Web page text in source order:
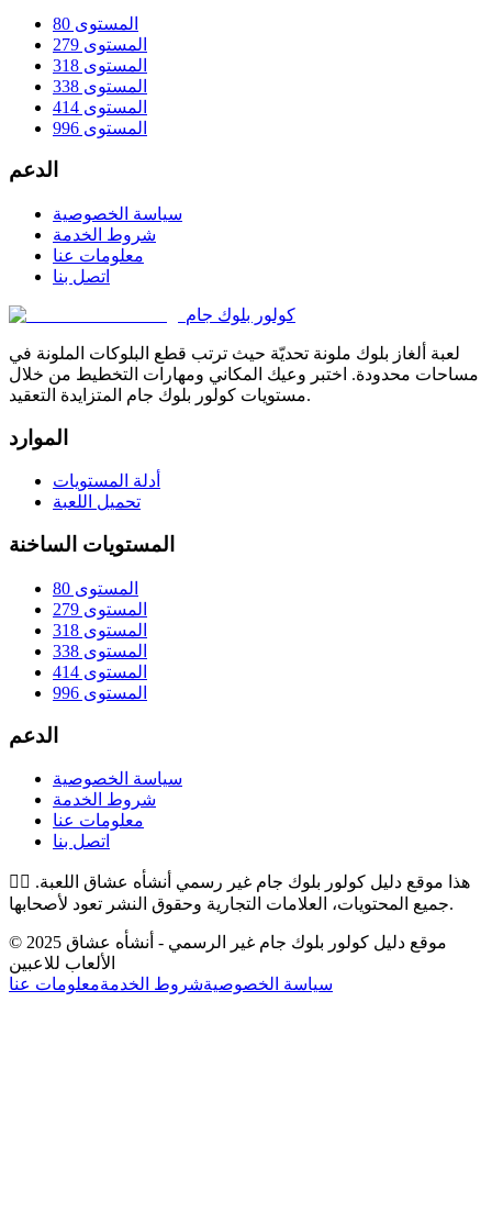
المستوى 80
المستوى 279
المستوى 318
المستوى 338
المستوى 414
المستوى 996
الدعم
سياسة الخصوصية
شروط الخدمة
معلومات عنا
اتصل بنا
كولور بلوك جام
لعبة ألغاز بلوك ملونة تحديّة حيث ترتب قطع البلوكات الملونة في
مساحات محدودة. اختبر وعيك المكاني ومهارات التخطيط من خلال
مستويات كولور بلوك جام المتزايدة التعقيد.
الموارد
أدلة المستويات
تحميل اللعبة
المستويات الساخنة
المستوى 80
المستوى 279
المستوى 318
المستوى 338
المستوى 414
المستوى 996
الدعم
سياسة الخصوصية
شروط الخدمة
معلومات عنا
اتصل بنا
👉🏻 هذا موقع دليل كولور بلوك جام غير رسمي أنشأه عشاق اللعبة.
جميع المحتويات، العلامات التجارية وحقوق النشر تعود لأصحابها.
© 2025 موقع دليل كولور بلوك جام غير الرسمي - أنشأه عشاق
الألعاب للاعبين
سياسة الخصوصيةشروط الخدمةمعلومات عنا